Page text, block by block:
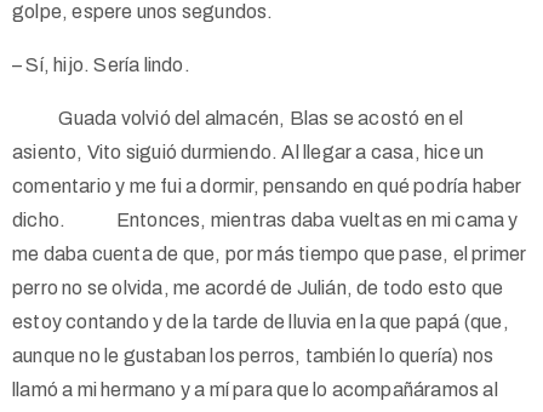
golpe, espere unos segundos.
– Sí, hijo. Sería lindo.
Guada volvió del almacén, Blas se acostó en el
asiento, Vito siguió durmiendo. Al llegar a casa, hice un
comentario y me fui a dormir, pensando en qué podría haber
dicho. Entonces, mientras daba vueltas en mi cama y
me daba cuenta de que, por más tiempo que pase, el primer
perro no se olvida, me acordé de Julián, de todo esto que
estoy contando y de la tarde de lluvia en la que papá (que,
aunque no le gustaban los perros, también lo quería) nos
llamó a mi hermano y a mí para que lo acompañáramos al